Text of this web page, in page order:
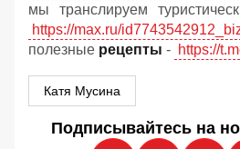
мы транслируем
https://max.ru/
полезные рецепты - https://
Катя Мусина
Подписывайтесь на